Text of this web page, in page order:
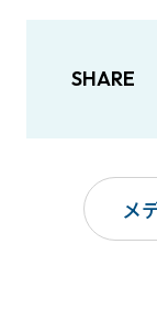
SHARE
メ